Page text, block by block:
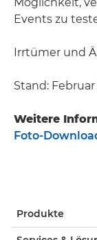
Events zu
Irrtümer und
Stand: Februar
Weitere
Foto-
Produkte